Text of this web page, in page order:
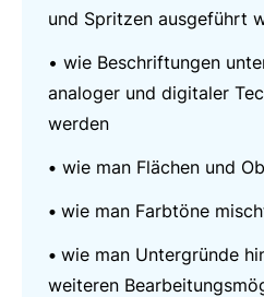
und Spritzen ausgeführt
• wie Beschriftungen
analoger und digitaler
werden
• wie man Flächen und
• wie man Farbtöne
• wie man Untergründe
weiteren